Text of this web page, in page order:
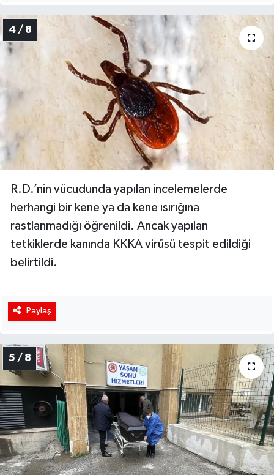
4 / 8
R.D.’nin vücudunda yapılan incelemelerde
herhangi bir kene ya da kene ısırığına
rastlanmadığı öğrenildi. Ancak yapılan
tetkiklerde kanında KKKA virüsü tespit edildiği
belirtildi.
Paylaş
5 / 8